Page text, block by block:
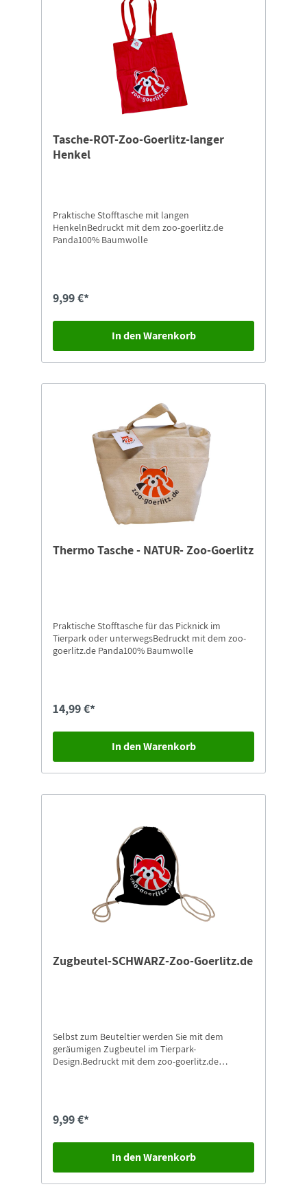
Tasche-ROT-Zoo-Goerlitz-langer
Henkel
Praktische Stofftasche mit langen
HenkelnBedruckt mit dem zoo-goerlitz.de
Panda100% Baumwolle
9,99 €*
In den Warenkorb
Thermo Tasche - NATUR- Zoo-Goerlitz
Praktische Stofftasche für das Picknick im
Tierpark oder unterwegsBedruckt mit dem zoo-
goerlitz.de Panda100% Baumwolle
14,99 €*
In den Warenkorb
Zugbeutel-SCHWARZ-Zoo-Goerlitz.de
Selbst zum Beuteltier werden Sie mit dem
geräumigen Zugbeutel im Tierpark-
Design.Bedruckt mit dem zoo-goerlitz.de
9,99 €*
In den Warenkorb